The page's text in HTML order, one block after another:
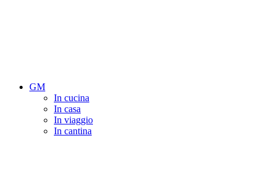
GM
In cucina
In casa
In viaggio
In cantina